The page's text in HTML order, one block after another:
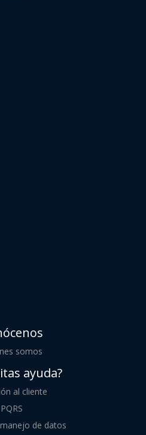
somos
ayuda?
al cliente
PQRS
de datos